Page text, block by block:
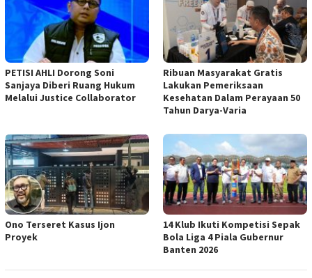
PETISI AHLI Dorong Soni
Sanjaya Diberi Ruang Hukum
Melalui Justice Collaborator
Ribuan Masyarakat Gratis
Lakukan Pemeriksaan
Kesehatan Dalam Perayaan 50
Tahun Darya-Varia
Ono Terseret Kasus Ijon
Proyek
14 Klub Ikuti Kompetisi Sepak
Bola Liga 4 Piala Gubernur
Banten 2026